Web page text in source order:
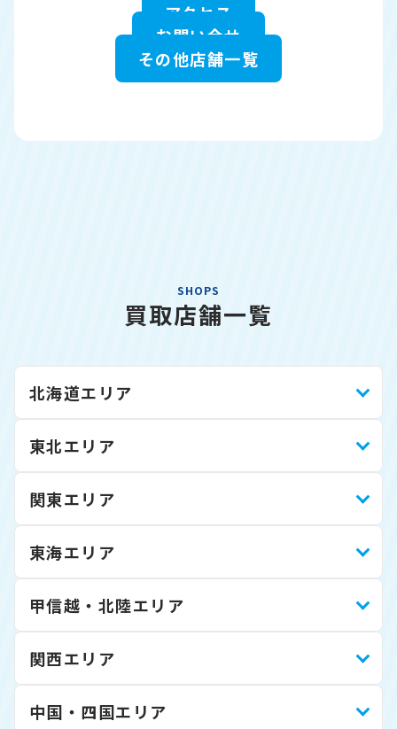
アクセス
お問い合せ
その他店舗一覧
SHOPS
買取店舗一覧
北海道エリア
東北エリア
関東エリア
東海エリア
甲信越・北陸エリア
関西エリア
中国・四国エリア